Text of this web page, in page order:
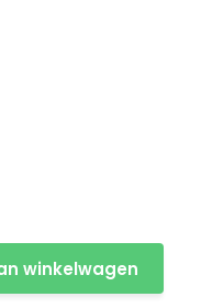
winkelwagen